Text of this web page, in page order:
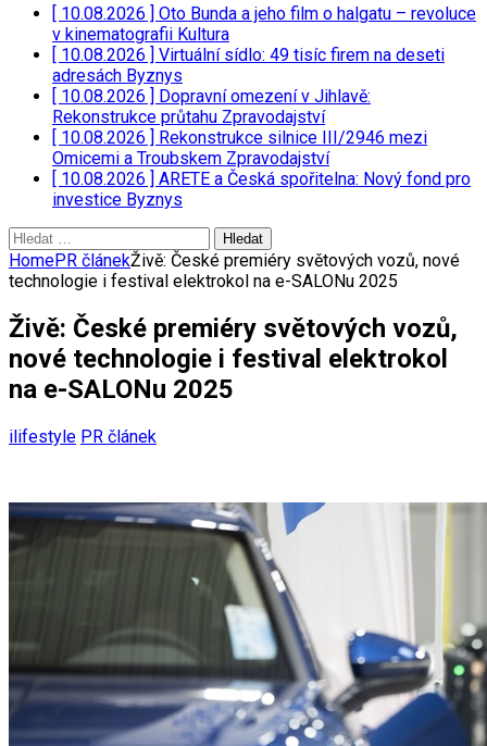
[ 10.08.2026 ] Oto Bunda a jeho film o halgatu – revoluce
v kinematografii Kultura
[ 10.08.2026 ] Virtuální sídlo: 49 tisíc firem na deseti
adresách Byznys
[ 10.08.2026 ] Dopravní omezení v Jihlavě:
Rekonstrukce průtahu Zpravodajství
[ 10.08.2026 ] Rekonstrukce silnice III/2946 mezi
Omicemi a Troubskem Zpravodajství
[ 10.08.2026 ] ARETE a Česká spořitelna: Nový fond pro
investice Byznys
Vyhledávání
HomePR článekŽivě: České premiéry světových vozů, nové
technologie i festival elektrokol na e-SALONu 2025
Živě: České premiéry světových vozů,
nové technologie i festival elektrokol
na e-SALONu 2025
ilifestyle PR článek